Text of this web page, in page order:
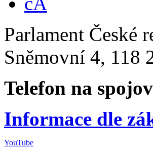
Parlament České
Sněmovní 4, 118
Telefon na
Informace dle
YouTube